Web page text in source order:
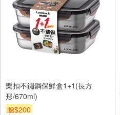
樂扣不鏽鋼保鮮盒1+1(長方
形/670ml)
贈$200